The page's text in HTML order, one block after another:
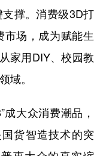
撑。消费级3D打
场，成为赋能生
家用DIY、校园教
域。
大众消费潮品，
货智造技术的突